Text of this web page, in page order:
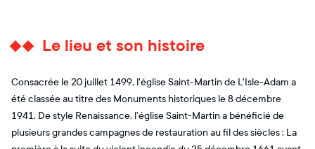
Le lieu et son histoire
Consacrée le 20 juillet 1499, l'église Saint-Martin de L'Isle-Adam a
été classée au titre des Monuments historiques le 8 décembre
1941. De style Renaissance, l’église Saint-Martin a bénéficié de
plusieurs grandes campagnes de restauration au fil des siècles : La